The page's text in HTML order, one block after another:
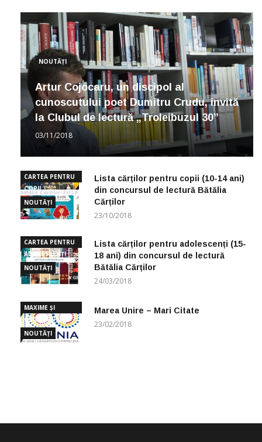
NOUTĂȚI
Artur Cojocaru, un discipol al
cunoscutului poet Dumitru Crudu, invită
la Clubul de lectură „Troleibuzul 30”
03/11/2018
CARTEA PENTRU
COPII
NOUTĂȚI
Lista cărților pentru copii (10-14 ani)
din concursul de lectură Bătălia
Cărților
23/10/2018
CARTEA PENTRU
ADOLESCENȚI
NOUTĂȚI
Lista cărților pentru adolescenți (15-
18 ani) din concursul de lectură
Bătălia Cărților
24/03/2018
MAXIME ȘI
CUGETĂRI
NOUTĂȚI
Marea Unire – Mari Citate
23/02/2018